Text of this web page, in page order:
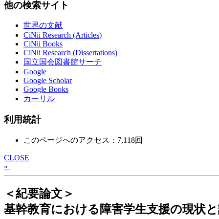
他の検索サイト
世界の文献
CiNii Research (Articles)
CiNii Books
CiNii Research (Dissertations)
国立国会図書館サーチ
Google
Google Scholar
Google Books
カーリル
利用統計
このページへのアクセス：7,118回
CLOSE
»
＜紀要論文＞
基幹教育における障害学生支援の現状